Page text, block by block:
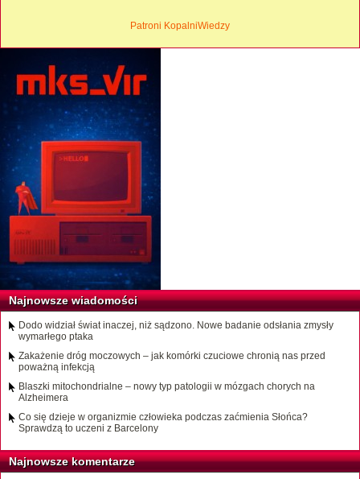
Patroni KopalniWiedzy
Najnowsze wiadomości
Dodo widział świat inaczej, niż sądzono. Nowe badanie odsłania zmysły
wymarłego ptaka
Zakażenie dróg moczowych – jak komórki czuciowe chronią nas przed
poważną infekcją
Blaszki mitochondrialne – nowy typ patologii w mózgach chorych na
Alzheimera
Co się dzieje w organizmie człowieka podczas zaćmienia Słońca?
Sprawdzą to uczeni z Barcelony
Najnowsze komentarze